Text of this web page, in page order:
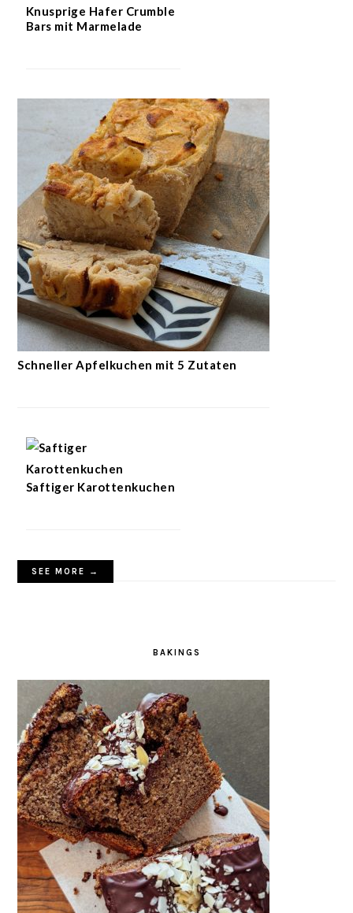
Knusprige Hafer Crumble
Bars mit Marmelade
Schneller Apfelkuchen mit 5 Zutaten
Saftiger Karottenkuchen
SEE MORE →
BAKINGS